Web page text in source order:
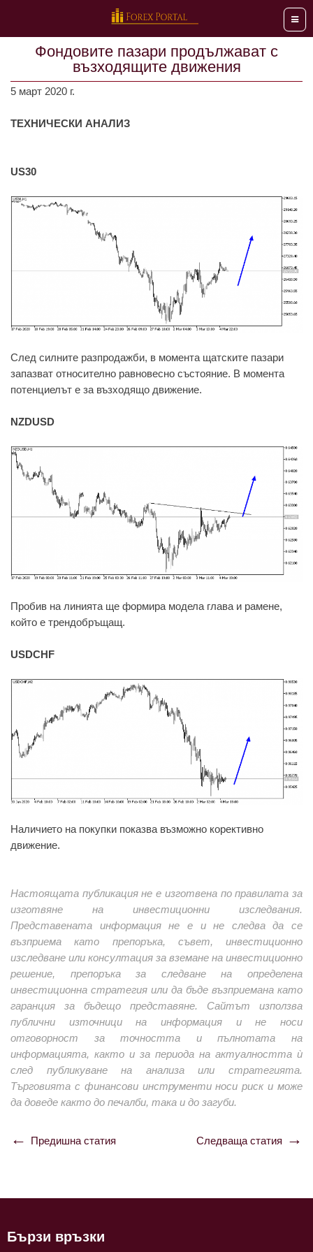
Меню
Фондовите пазари продължават с
възходящите движения
5 март 2020 г.
ТЕХНИЧЕСКИ АНАЛИЗ
US30
След силните разпродажби, в момента щатските пазари
запазват относително равновесно състояние. В момента
потенциелът е за възходящо движение.
NZDUSD
Пробив на линията ще формира модела глава и рамене,
който е трендобръщащ.
USDCHF
Наличието на покупки показва възможно корективно
движение.
Настоящата публикация не е изготвена по правилата за
изготвяне на инвестиционни изследвания.
Представената информация не е и не следва да се
възприема като препоръка, съвет, инвестиционно
изследване или консултация за вземане на инвестиционно
решение, препоръка за следване на определена
инвестиционна стратегия или да бъде възприемана като
гаранция за бъдещо представяне. Сайтът използва
публични източници на информация и не носи
отговорност за точността и пълнотата на
информацията, както и за периода на актуалността ѝ
след публикуване на анализа или стратегията.
Търговията с финансови инструменти носи риск и може
да доведе както до печалби, така и до загуби.
Навигация
Предишна статия Следваща статия
Бързи връзки